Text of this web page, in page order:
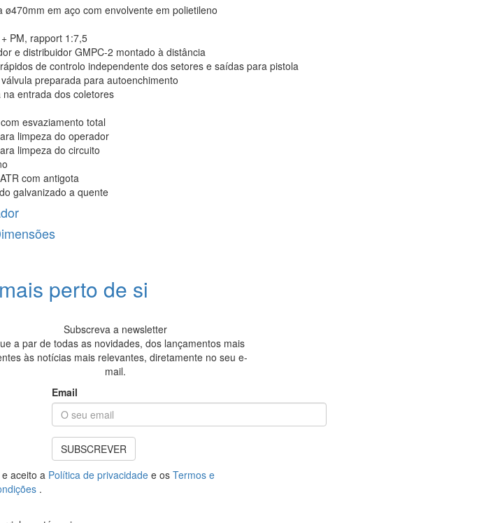
ø470mm em aço com envolvente em polietileno
PM, rapport 1:7,5
e distribuidor GMPC-2 montado à distância
de controlo independente dos setores e saídas para pistola
preparada para autoenchimento
na entrada dos coletores
esvaziamento total
limpeza do operador
limpeza do circuito
com antigota
galvanizado a quente
perto de si
Subscreva a newsletter
a par de todas as novidades, dos lançamentos mais
às notícias mais relevantes, diretamente no seu e-
mail.
Email
SUBSCREVER
e aceito a Política de privacidade e os Termos e
.